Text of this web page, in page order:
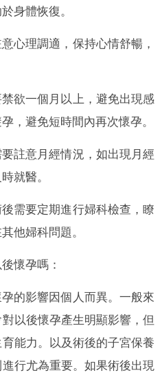
身體恢復。
心理調適，保持心情舒暢，
欲一個月以上，避免出現感
，避免短時間內再次懷孕。
註意月經情況，如出現月經
就醫。
後需要定期進行婦科檢查，瞭
他婦科問題。
懷孕嗎：
的影響因個人而異。一般來
以後懷孕產生明顯影響，但
能力。以及術後的子宮保養
行尤為重要。如果術後出現